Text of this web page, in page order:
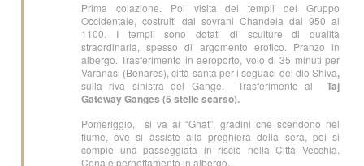
Prima colazione. Poi visita dei templi del Gruppo
Occidentale, costruiti dai sovrani Chandela dal 950 al
1100. I templi sono dotati di sculture di qualità
straordinaria, spesso di argomento erotico. Pranzo in
albergo. Trasferimento in aeroporto, volo di 35 minuti per
Varanasi (Benares), città santa per i seguaci del dio Shiva,
sulla riva sinistra del Gange. Trasferimento al Taj
Gateway Ganges (5 stelle scarso).
Pomeriggio, si va ai “Ghat”, gradini che scendono nel
fiume, ove si assiste alla preghiera della sera, poi si
compie una passeggiata in risciò nella Città Vecchia.
Cena e pernottamento in albergo.